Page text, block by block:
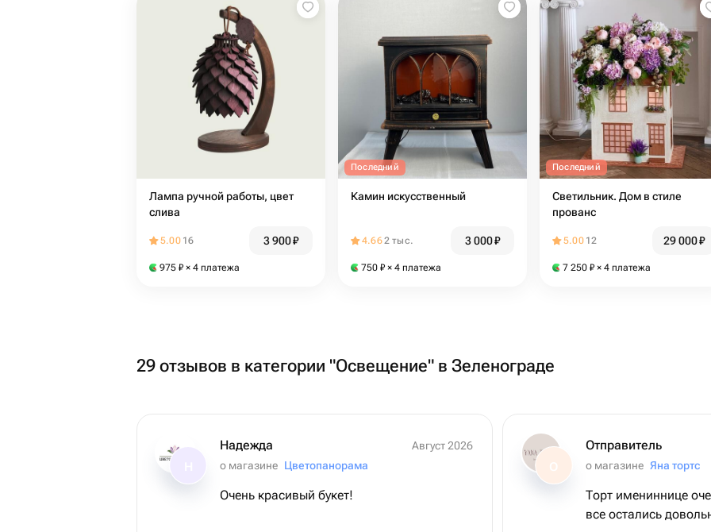
Лампа ручной работы, цвет
слива
5.00 16 3 900₽
975 ₽ × 4 платежа
Последний
Камин искусственный
4.662 тыс. 3 000₽
750 ₽ × 4 платежа
Последний
Светильник. Дом в стиле
прованс
5.00 12 29 000₽
7 250 ₽ × 4 платежа
29 отзывов в категории "Освещение" в Зеленограде
Надежда
Август 2026
о магазине Цветопанорама
Очень красивый букет!
О
Отправитель
о магазине Яна тортс
Торт имениннице
все остались